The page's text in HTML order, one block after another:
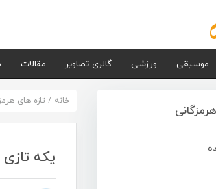
موسیقی ورزشی گالری تصاویر مقالات
خانه / تازه های
یکه تازی